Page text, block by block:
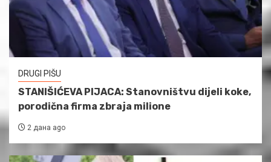
DRUGI PIŠU
STANIŠIĆEVA PIJACA: Stanovništvu dijeli koke,
porodična firma zbraja milione
2 дана ago